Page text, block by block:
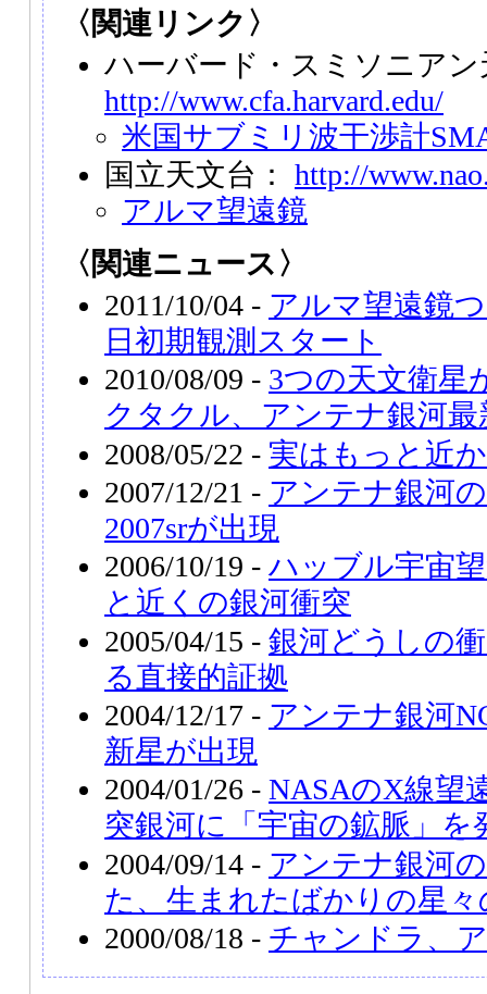
〈関連リンク〉
ハーバード・スミソニア
http://www.cfa.harvard.edu/
米国サブミリ波干渉計
国立天文台： http://
アルマ望遠鏡
〈関連ニュース〉
2011/10/04 - アルマ望遠鏡
日初期観測スタート
2010/08/09 - 3つの天文衛星
クタクル、アンテナ銀河最
2008/05/22 - 実はもっと近
2007/12/21 - アンテナ銀河
2007srが出現
2006/10/19 - ハッブル宇宙
と近くの銀河衝突
2005/04/15 - 銀河どうしの
る直接的証拠
2004/12/17 - アンテナ銀河
新星が出現
2004/01/26 - NASAのX線望
突銀河に「宇宙の鉱脈」を
2004/09/14 - アンテナ銀河
た、生まれたばかりの星々
2000/08/18 - チャンドラ、